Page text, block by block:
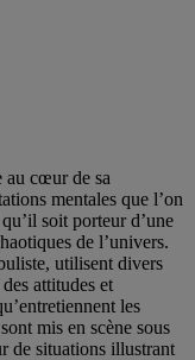
au cœur de sa
mentales que l’on
soit porteur d’une
de l’univers.
utilisent divers
attitudes et
les
mis en scène sous
de situations illustrant